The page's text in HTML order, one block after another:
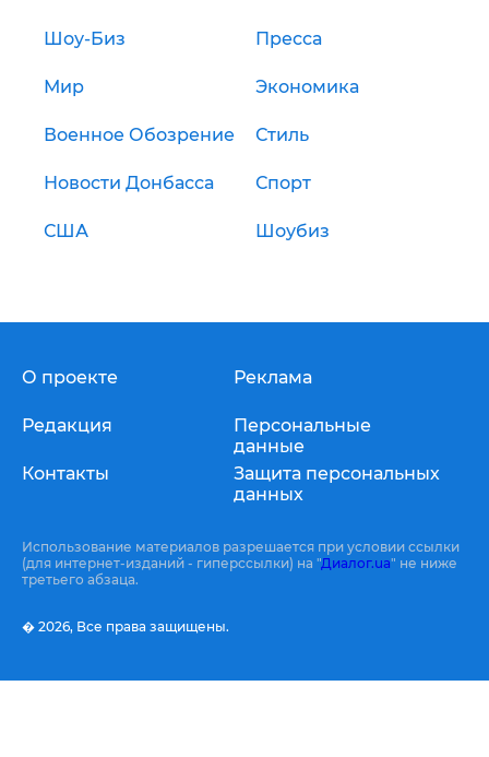
Шоу-Биз Пресса
Мир Экономика
Военное Обозрение Стиль
Новости Донбасса Спорт
США Шоубиз
О проекте
Редакция
Контакты
Реклама
Персональные
данные
Защита персональных
данных
Использование материалов разрешается при условии ссылки
(для интернет-изданий - гиперссылки) на "Диалог.ua" не ниже
третьего абзаца.
� 2026, Все права защищены.